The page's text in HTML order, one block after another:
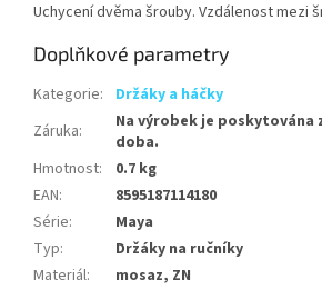
Uchycení dvěma šrouby. Vzdálenost mezi
Doplňkové parametry
Kategorie:
Držáky a háčky
Záruka:
Na výrobek je poskytována
doba.
Hmotnost:
0.7 kg
EAN:
8595187114180
Série:
Maya
Typ:
Držáky na ručníky
Materiál:
mosaz, ZN